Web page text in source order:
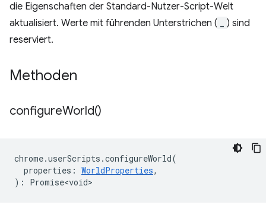
die Eigenschaften der Standard-Nutzer-Script-Welt
aktualisiert. Werte mit führenden Unterstrichen (
) sind
reserviert.
Methoden
configureWorld()
chrome.userScripts .configureWorld(
properties : WorldProperties,
) : Promise<void>